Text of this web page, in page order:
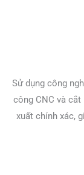
Sử dụng công
công CNC và cắt
xuất chính xác,